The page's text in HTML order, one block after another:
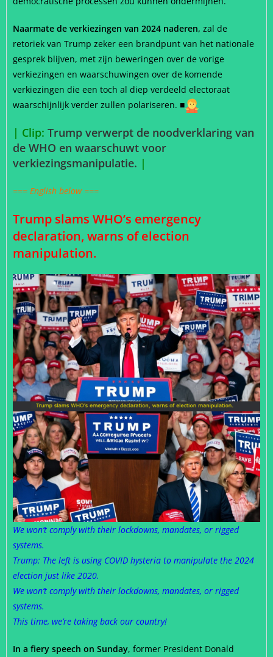
Naarmate de verkiezingen van 2024 naderen, zal de
retoriek van Trump zeker een brandpunt van het nationale
gesprek blijven, met zijn beweringen over de vorige
verkiezingen en waarschuwingen over de komende
verkiezingen die een toch al diep verdeeld electoraat
waarschijnlijk verder zullen polariseren. ■
| Clip: Trump verwerpt de noodverklaring van
de WHO en waarschuwt voor
verkiezingsmanipulatie. |
=== English below ===
Trump slams WHO’s emergency
declaration, warns of election
manipulation.
We won’t comply with their lockdowns, mandates, or rigged
systems.
Trump: The left is using COVID hysteria to manipulate the 2024
election just like 2020.
We won’t comply with their lockdowns, mandates, or rigged
systems.
This time, we’re taking back our country!
In a fiery speech on Sunday, former President Donald